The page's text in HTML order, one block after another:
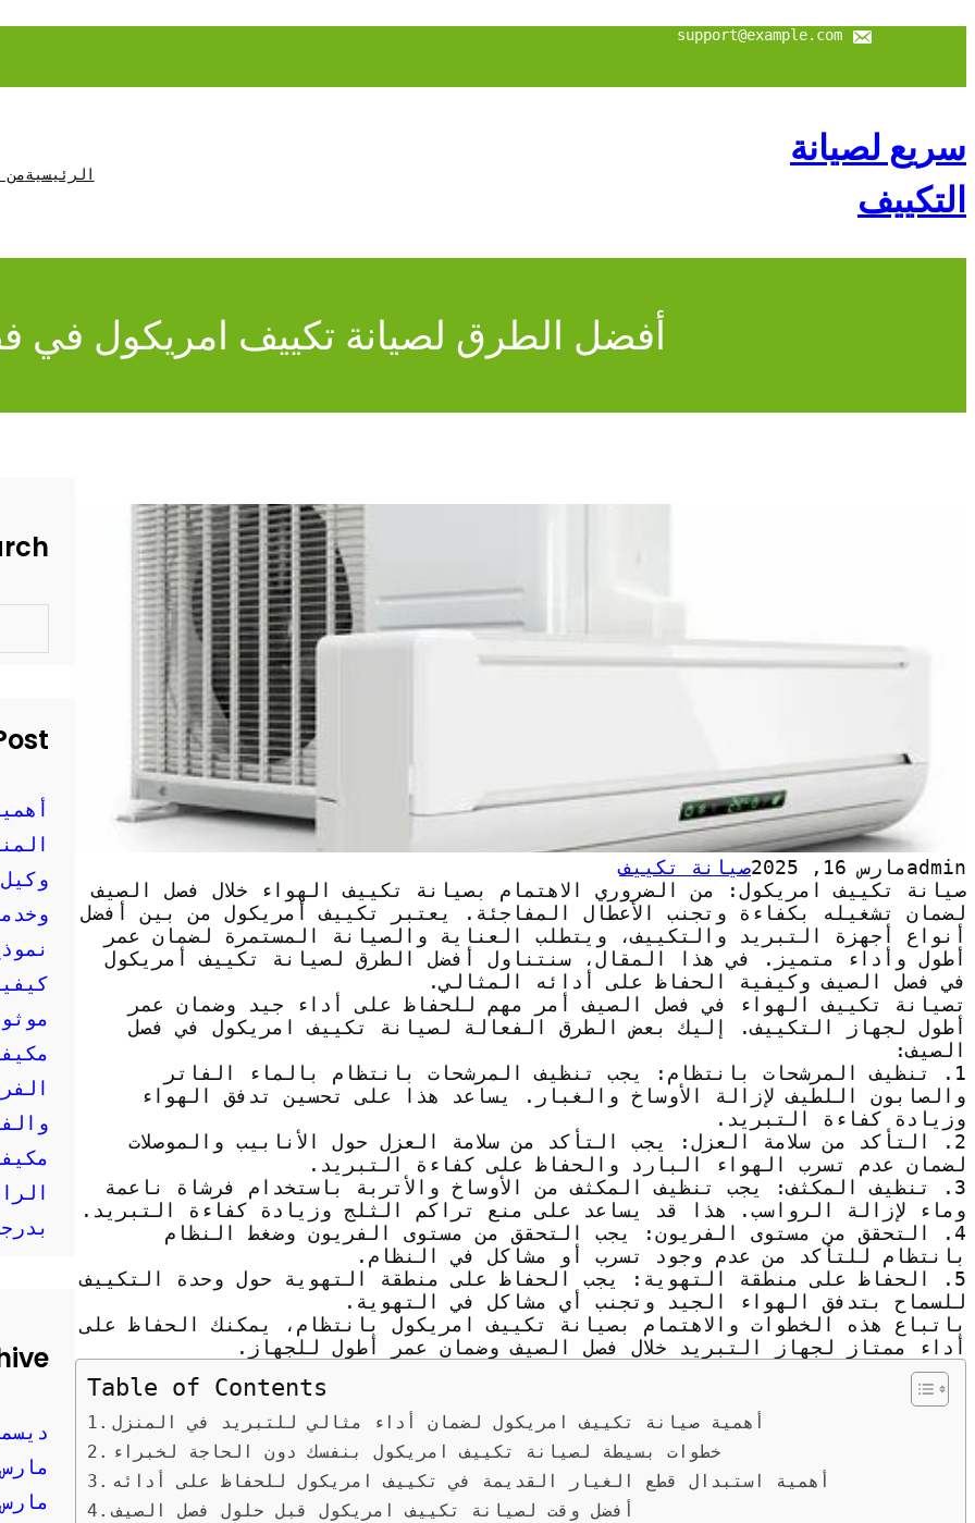
support@example.com
سريع لصيانة
التكييف
الرئيسيةمن
أفضل الطرق لصيانة تكييف امريكول
adminمارس 16, 2025
صيانة تكييف
صيانة تكييف امريكول: من الضروري الاهتمام بصيانة تكييف الهواء خلال فصل الصيف
لضمان تشغيله بكفاءة وتجنب الأعطال المفاجئة. يعتبر تكييف أمريكول من بين أفضل
أنواع أجهزة التبريد والتكييف، ويتطلب العناية والصيانة المستمرة لضمان عمر
أطول وأداء متميز. في هذا المقال، سنتناول أفضل الطرق لصيانة تكييف أمريكول
في فصل الصيف وكيفية الحفاظ على أدائه المثالي.
تصيانة تكييف الهواء في فصل الصيف أمر مهم للحفاظ على أداء جيد وضمان عمر
أطول لجهاز التكييف. إليك بعض الطرق الفعالة لصيانة تكييف امريكول في فصل
الصيف:
1. تنظيف المرشحات بانتظام: يجب تنظيف المرشحات بانتظام بالماء الفاتر
والصابون اللطيف لإزالة الأوساخ والغبار. يساعد هذا على تحسين تدفق الهواء
وزيادة كفاءة التبريد.
2. التأكد من سلامة العزل: يجب التأكد من سلامة العزل حول الأنابيب والموصلات
لضمان عدم تسرب الهواء البارد والحفاظ على كفاءة التبريد.
3. تنظيف المكثف: يجب تنظيف المكثف من الأوساخ والأتربة باستخدام فرشاة ناعمة
وماء لإزالة الرواسب. هذا قد يساعد على منع تراكم الثلج وزيادة كفاءة التبريد.
4. التحقق من مستوى الفريون: يجب التحقق من مستوى الفريون وضغط النظام
بانتظام للتأكد من عدم وجود تسرب أو مشاكل في النظام.
5. الحفاظ على منطقة التهوية: يجب الحفاظ على منطقة التهوية حول وحدة التكييف
للسماح بتدفق الهواء الجيد وتجنب أي مشاكل في التهوية.
باتباع هذه الخطوات والاهتمام بصيانة تكييف امريكول بانتظام، يمكنك الحفاظ على
أداء ممتاز لجهاز التبريد خلال فصل الصيف وضمان عمر أطول للجهاز.
Table of Contents
أهمية صيانة تكييف امريكول لضمان أداء مثالي للتبريد في المنزل
خطوات بسيطة لصيانة تكييف امريكول بنفسك دون الحاجة لخبراء
أهمية استبدال قطع الغيار القديمة في تكييف امريكول للحفاظ على أدائه
أفضل وقت لصيانة تكييف امريكول قبل حلول فصل الصيف
S
ديسمبر
مارس 2025
مارس 2024